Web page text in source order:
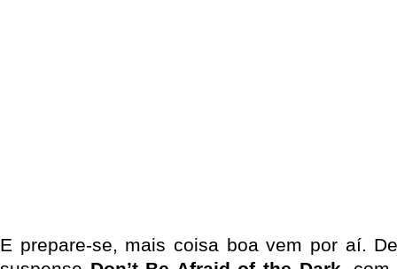
E prepare-se, mais coisa boa vem por aí.